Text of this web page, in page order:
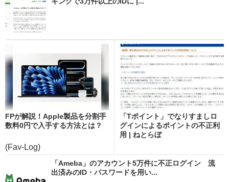
FPが解説！Apple製品を分割手
数料0円で入手する方法とは？
(Fav-Log)
「Tポイント」でなりすましロ
グインによるポイントの不正利
用 | ねとらぼ
「Ameba」のアカウント5万件に不正ログイン 流
出済みのID・パスワードを用い...